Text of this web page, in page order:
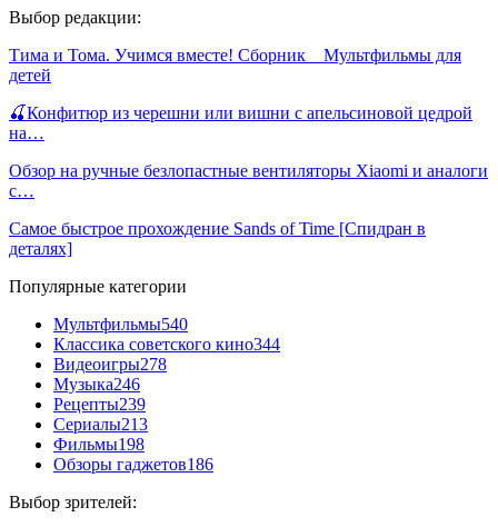
Выбор редакции:
Тима и Тома. Учимся вместе! Сборник _ Мультфильмы для
детей
🍒Конфитюр из черешни или вишни с апельсиновой цедрой
на…
Обзор на ручные безлопастные вентиляторы Xiaomi и аналоги
с…
Самое быстрое прохождение Sands of Time [Спидран в
деталях]
Популярные категории
Мультфильмы540
Классика советского кино344
Видеоигры278
Музыка246
Рецепты239
Сериалы213
Фильмы198
Обзоры гаджетов186
Выбор зрителей: